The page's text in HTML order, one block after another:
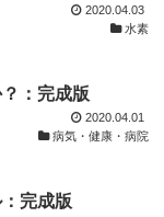
2020.04.03
水素
：完成版
2020.04.01
病気・健康・病院
完成版